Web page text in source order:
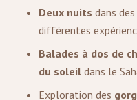
Deux nuits dans
différentes
Balades à dos de
du soleil dans le
Exploration des